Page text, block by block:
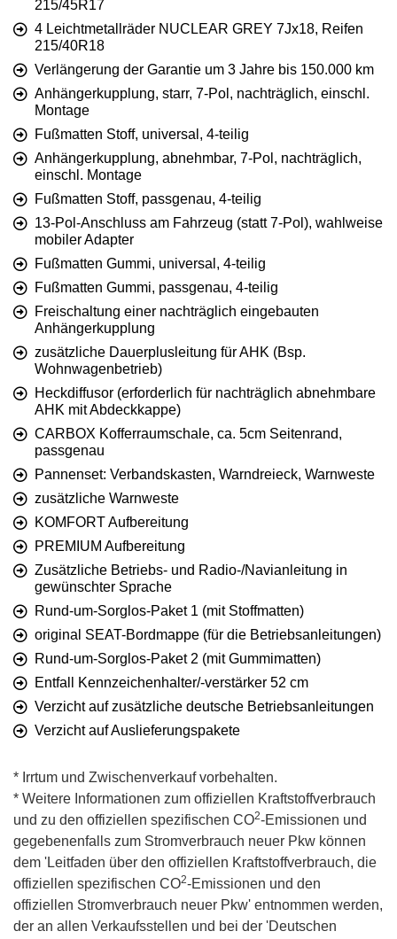
215/45R17
4 Leichtmetallräder NUCLEAR GREY 7Jx18, Reifen
215/40R18
Verlängerung der Garantie um 3 Jahre bis 150.000 km
Anhängerkupplung, starr, 7-Pol, nachträglich, einschl.
Montage
Fußmatten Stoff, universal, 4-teilig
Anhängerkupplung, abnehmbar, 7-Pol, nachträglich,
einschl. Montage
Fußmatten Stoff, passgenau, 4-teilig
13-Pol-Anschluss am Fahrzeug (statt 7-Pol), wahlweise
mobiler Adapter
Fußmatten Gummi, universal, 4-teilig
Fußmatten Gummi, passgenau, 4-teilig
Freischaltung einer nachträglich eingebauten
Anhängerkupplung
zusätzliche Dauerplusleitung für AHK (Bsp.
Wohnwagenbetrieb)
Heckdiffusor (erforderlich für nachträglich abnehmbare
AHK mit Abdeckkappe)
CARBOX Kofferraumschale, ca. 5cm Seitenrand,
passgenau
Pannenset: Verbandskasten, Warndreieck, Warnweste
zusätzliche Warnweste
KOMFORT Aufbereitung
PREMIUM Aufbereitung
Zusätzliche Betriebs- und Radio-/Navianleitung in
gewünschter Sprache
Rund-um-Sorglos-Paket 1 (mit Stoffmatten)
original SEAT-Bordmappe (für die Betriebsanleitungen)
Rund-um-Sorglos-Paket 2 (mit Gummimatten)
Entfall Kennzeichenhalter/-verstärker 52 cm
Verzicht auf zusätzliche deutsche Betriebsanleitungen
Verzicht auf Auslieferungspakete
* Irrtum und Zwischenverkauf vorbehalten.
* Weitere Informationen zum offiziellen Kraftstoffverbrauch
und zu den offiziellen spezifischen CO2-Emissionen und
gegebenenfalls zum Stromverbrauch neuer Pkw können
dem 'Leitfaden über den offiziellen Kraftstoffverbrauch, die
offiziellen spezifischen CO2-Emissionen und den
offiziellen Stromverbrauch neuer Pkw' entnommen werden,
der an allen Verkaufsstellen und bei der 'Deutschen